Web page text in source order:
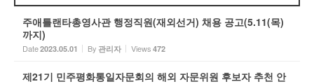
주애틀랜타총영사관 행정직원(재외선거) 채용 공고(5.11(목)
까지)
Date2023.05.01 By 관리자 Views 472
제21기 민주평화통일자문회의 해외 자문위원 후보자 추천 안